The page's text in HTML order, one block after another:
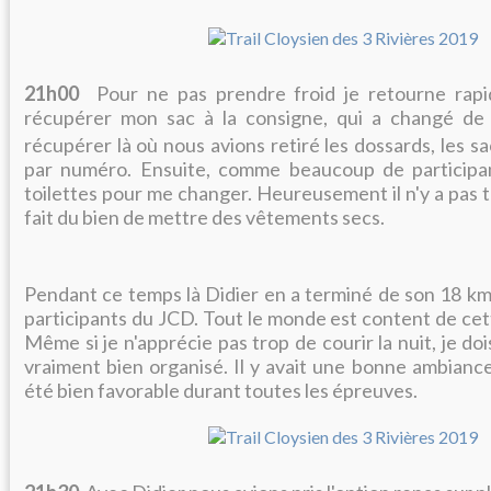
21h00Pour ne pas prendre froid je retourne
récupérer mon sac à la consigne, qui a changé
récupérer là où nous avions retiré les dossards, les
par numéro. Ensuite, comme beaucoup de
toilettes pour me changer. Heureusement il n'y a pas
fait du bien de mettre des vêtements secs.
Pendant ce temps là Didier en a terminé de son 18
participants du JCD. Tout le monde est content de
Même si je n'apprécie pas trop de courir la nuit, je
vraiment bien organisé. Il y avait une bonne
été bien favorable durant toutes les épreuves.